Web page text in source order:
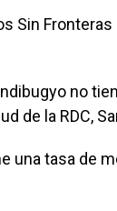
Sin Fronteras
no
de la RDC,
una tasa de